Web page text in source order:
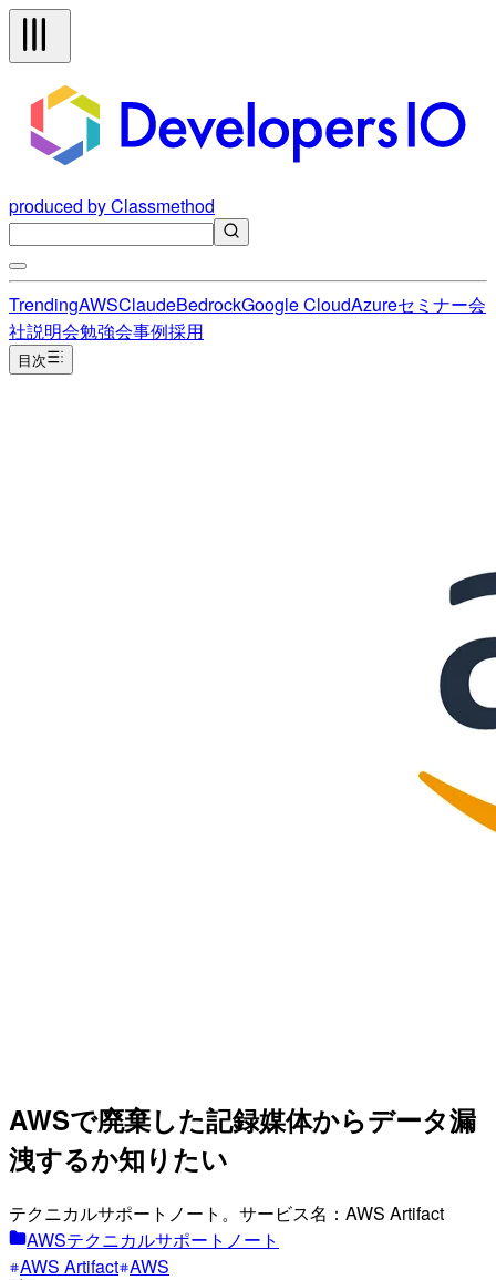
produced by Classmethod
TrendingAWSClaudeBedrockGoogle CloudAzureセミナー会
社説明会勉強会事例採用
目次
AWSで廃棄した記録媒体からデータ漏
洩するか知りたい
テクニカルサポートノート。サービス名：AWS Artifact
AWSテクニカルサポートノート
AWS Artifact AWS